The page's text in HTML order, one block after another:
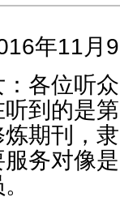
年11月
：各位听
听到的是
炼期刊，
服务对像